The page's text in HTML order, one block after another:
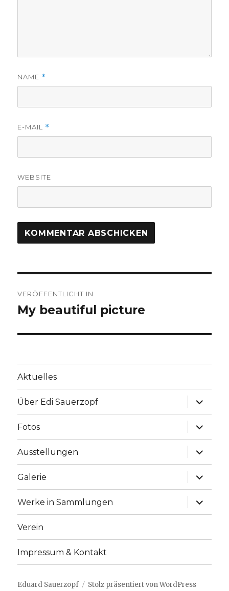
NAME *
E-MAIL *
WEBSITE
Navigation
VERÖFFENTLICHT IN
My beautiful picture
Aktuelles
Über Edi Sauerzopf
Fotos
Ausstellungen
Galerie
Werke in Sammlungen
Verein
Impressum & Kontakt
Eduard Sauerzopf Stolz präsentiert von WordPress